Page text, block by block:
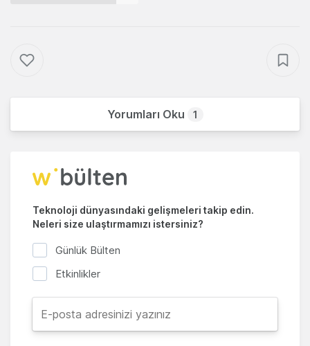
Yorumları Oku 1
Teknoloji dünyasındaki gelişmeleri takip edin.
Neleri size ulaştırmamızı istersiniz?
Günlük Bülten
Etkinlikler